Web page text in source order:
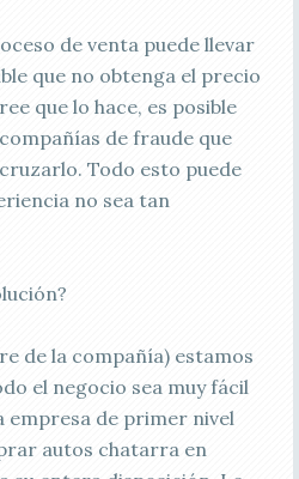
de venta puede llevar
que no obtenga el precio
que lo hace, es posible
de fraude que
Todo esto puede
no sea tan
de la compañía) estamos
el negocio sea muy fácil
empresa de primer nivel
autos chatarra en